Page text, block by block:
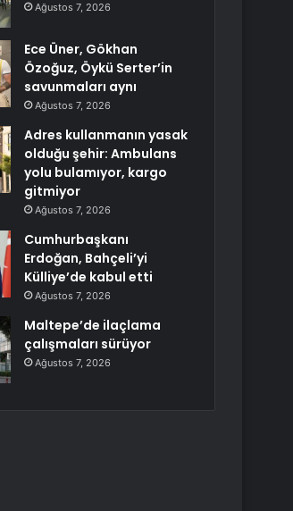
Ağustos 7, 2026
Ece Üner, Gökhan
Özoğuz, Öykü Serter’in
savunmaları aynı
Ağustos 7, 2026
Adres kullanmanın yasak
olduğu şehir: Ambulans
yolu bulamıyor, kargo
gitmiyor
Ağustos 7, 2026
Cumhurbaşkanı
Erdoğan, Bahçeli’yi
Külliye’de kabul etti
Ağustos 7, 2026
Maltepe’de ilaçlama
çalışmaları sürüyor
Ağustos 7, 2026